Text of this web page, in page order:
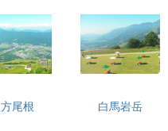
尾根 白馬岩岳